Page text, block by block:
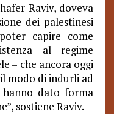
Raviv, doveva
dei palestinesi
capire come
al regime
– che ancora oggi
modo di indurli ad
hanno dato forma
sostiene Raviv.